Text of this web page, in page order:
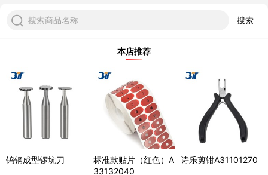
搜索商品名称 搜索
本店推荐
钨钢成型锣坑刀
标准款贴片（红色）A
33132040
诗乐剪钳A31101270